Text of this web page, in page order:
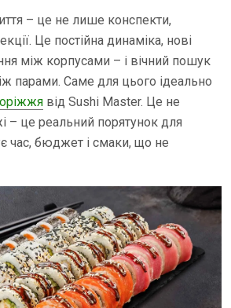
– це не лише конспекти,
Це постійна динаміка, нові
між корпусами – і вічний пошук
парами. Саме для цього ідеально
від Sushi Master. Це не
– це реальний порятунок для
час, бюджет і смаки, що не